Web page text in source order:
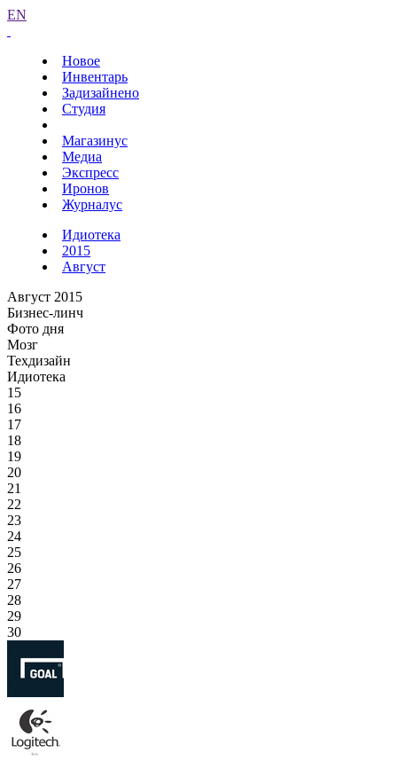
EN
Новое
Инвентарь
Задизайнено
Студия
Магазинус
Медиа
Экспресс
Иронов
Журналус
Идиотека
2015
Август
Август 2015
Бизнес-линч
Фото дня
Мозг
Техдизайн
Идиотека
15
16
17
18
19
20
21
22
23
24
25
26
27
28
29
30